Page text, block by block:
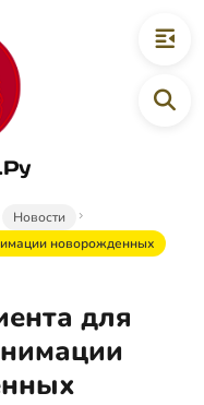
Новости
новорожденных
для